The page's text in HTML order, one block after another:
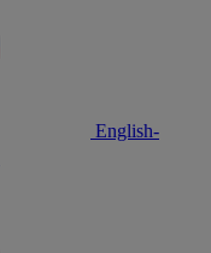
English-